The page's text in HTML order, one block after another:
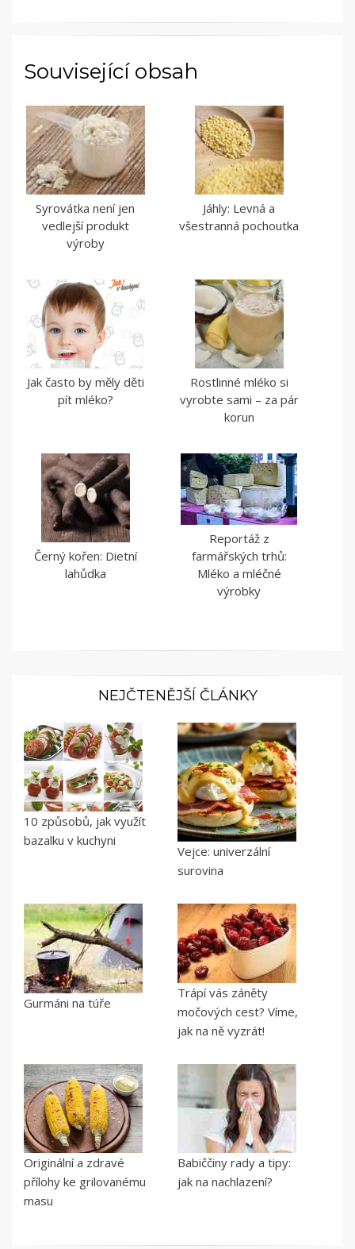
Související obsah
Syrovátka není jen
vedlejší produkt
výroby
Jáhly: Levná a
všestranná pochoutka
Jak často by měly děti
pít mléko?
Rostlinné mléko si
vyrobte sami – za pár
korun
Černý kořen: Dietní
lahůdka
Reportáž z
farmářských trhů:
Mléko a mléčné
výrobky
NEJČTENĚJŠÍ ČLÁNKY
10 způsobů, jak využít
bazalku v kuchyni
Vejce: univerzální
surovina
Gurmáni na túře
Trápí vás záněty
močových cest? Víme,
jak na ně vyzrát!
Originální a zdravé
přílohy ke grilovanému
masu
Babiččiny rady a tipy:
jak na nachlazení?